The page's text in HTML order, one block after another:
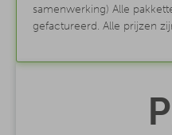
samenwerking) Alle
gefactureerd. Alle prijzen